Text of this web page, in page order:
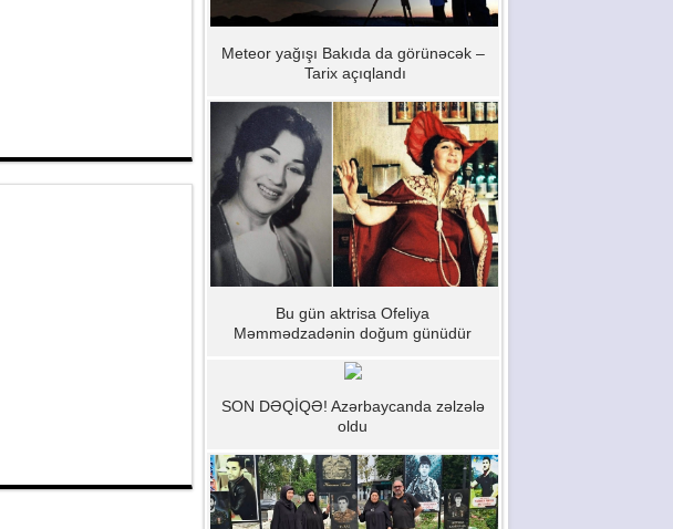
Meteor yağışı Bakıda da görünəcək –
Tarix açıqlandı
Bu gün aktrisa Ofeliya
Məmmədzadənin doğum günüdür
SON DƏQİQƏ! Azərbaycanda zəlzələ
oldu